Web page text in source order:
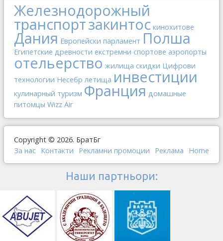
Железнодорожный
транспортзакинтос кинохитове
Дания Европейски парламент Полша
Египетские древности екстремни спортове аэропорты
отельерство жилища скидки Цифрови
технологии Несебр летища инвестиции
кулинарный туризм Франция домашные
питомцы Wizz Air
Copyright © 2026. БратБг
За нас Контакти Рекламни промоции Реклама Home
Наши партньори: